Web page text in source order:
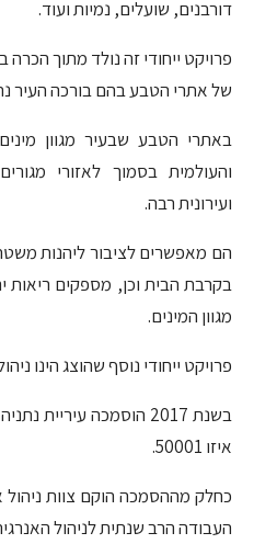
דורבנים, שועלים, נמיות ועוד.
פרויקט ייחודי זה נולד מתוך הכרה
של אתרי הטבע בהם בורכה העיר
באתרי הטבע שבעיר מגוון
והעולמית בסמוך לאזורי
ועירונית רבה.
הם מאפשרים לציבור ליהנות
בקרבת הבית וכן, מספקים ריאות
מגוון המינים.
פרויקט ייחודי נוסף שהוצג הינו
בשנת 2017 הוסמכה
איזו 50001.
כחלק מההסמכה הוקם צוות ניהול
העבודה הרב שנתית לניהול